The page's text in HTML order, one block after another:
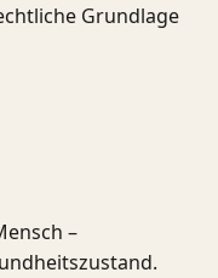
Grundlage
–